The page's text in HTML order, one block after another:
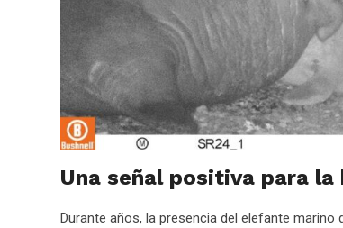
Una señal positiva para
Durante años, la presencia del elefante